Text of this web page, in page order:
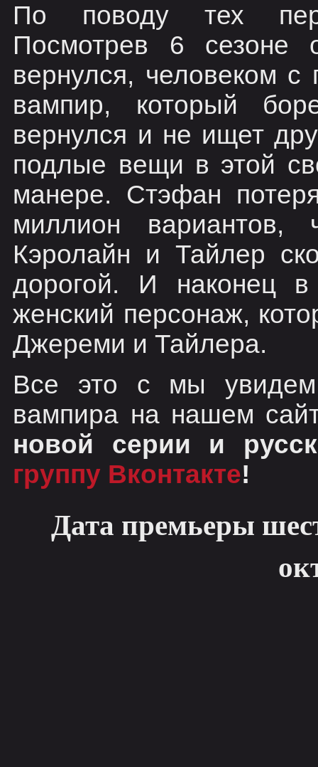
По поводу тех
Посмотрев 6 сезоне
вернулся, человеком
вампир, который
вернулся и не ищет
подлые вещи в этой
манере. Стэфан
миллион
Кэролайн и Тайлер
дорогой. И наконец
женский персонаж,
Джереми и Тайлера.
Все это с мы
вампира на нашем
новой серии и
группу Вконтакте!
Дата премьеры